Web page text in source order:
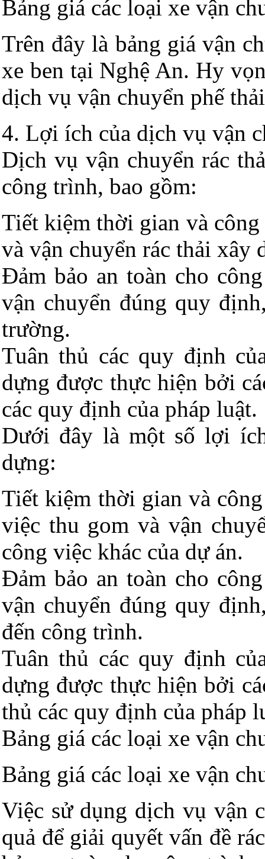
Bảng giá các loại xe vận
Trên đây là bảng giá vận
xe ben tại Nghệ An. Hy
dịch vụ vận chuyển phế
4. Lợi ích của dịch vụ vận
Dịch vụ vận chuyển rác
công trình, bao gồm:
Tiết kiệm thời gian và
và vận chuyển rác thải
Đảm bảo an toàn cho
vận chuyển đúng quy
trường.
Tuân thủ các quy định
dựng được thực hiện bởi
các quy định của pháp luật.
Dưới đây là một số lợi
dựng:
Tiết kiệm thời gian và
việc thu gom và vận
công việc khác của dự án.
Đảm bảo an toàn cho
vận chuyển đúng quy
đến công trình.
Tuân thủ các quy định
dựng được thực hiện bởi
thủ các quy định của pháp
Bảng giá các loại xe vận
Bảng giá các loại xe vận
Việc sử dụng dịch vụ vận
quả để giải quyết vấn đề